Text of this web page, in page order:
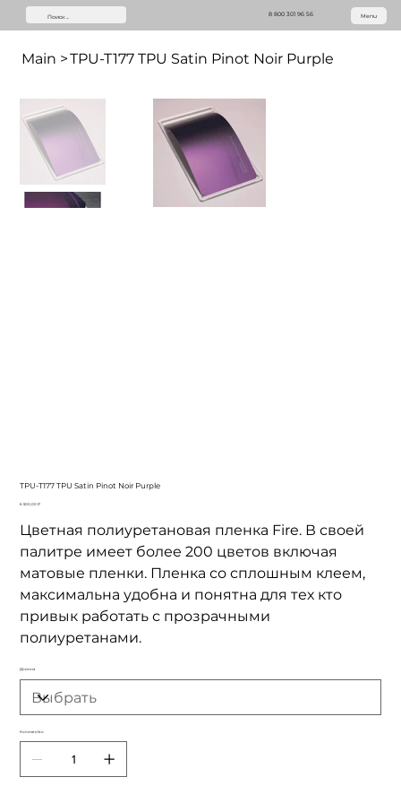
8 800 301 96 56 Menu
Main >TPU-T177 TPU Satin Pinot Noir Purple
TPU-T177 TPU Satin Pinot Noir Purple
Цена
6 500,00 ₽
Цветная полиуретановая пленка Fire. В своей
палитре имеет более 200 цветов включая
матовые пленки. Пленка со сплошным клеем,
максимальна удобна и понятна для тех кто
привык работать с прозрачными
полиуретанами.
Длинна
Количество